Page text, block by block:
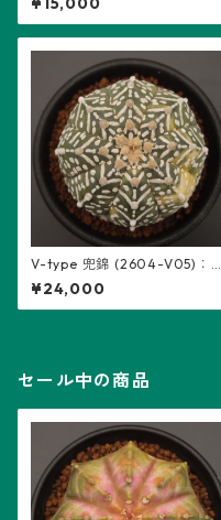
立ち、5稜
V-type 兜錦 (2604-V05)：ア
ストロフィツム属 ※実生
¥24,000
セール中の商品